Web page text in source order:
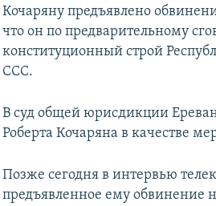
Кочаряну предъявлено
что он по предварительному
конституционный строй
ССС.
В суд общей юрисдикции
Роберта Кочаряна в качестве
Позже сегодня в интервью
предъявленное ему обвинение